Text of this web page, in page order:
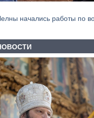
начались работы по